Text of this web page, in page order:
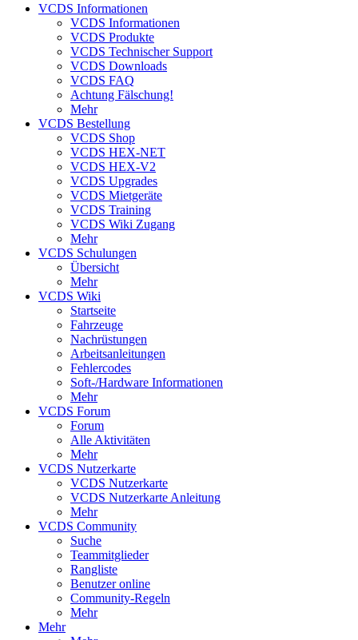
VCDS Informationen
VCDS Informationen
VCDS Produkte
VCDS Technischer Support
VCDS Downloads
VCDS FAQ
Achtung Fälschung!
Mehr
VCDS Bestellung
VCDS Shop
VCDS HEX-NET
VCDS HEX-V2
VCDS Upgrades
VCDS Mietgeräte
VCDS Training
VCDS Wiki Zugang
Mehr
VCDS Schulungen
Übersicht
Mehr
VCDS Wiki
Startseite
Fahrzeuge
Nachrüstungen
Arbeitsanleitungen
Fehlercodes
Soft-/Hardware Informationen
Mehr
VCDS Forum
Forum
Alle Aktivitäten
Mehr
VCDS Nutzerkarte
VCDS Nutzerkarte
VCDS Nutzerkarte Anleitung
Mehr
VCDS Community
Suche
Teammitglieder
Rangliste
Benutzer online
Community-Regeln
Mehr
Mehr